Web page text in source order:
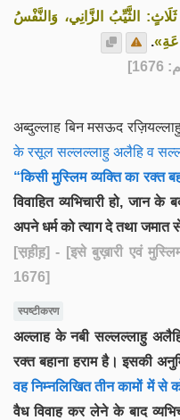
الثَّيِّبُ الزَّانِي، وَالنَّفْسُ
.
अब्दुल्लाह बिन मसऊद
के रसूल सल्लल्लाहु अलैहि व
“किसी मुस्लिम व्यक्ति का रक्त
विवाहित व्यभिचारी हो,
अपने धर्म को त्याग दे तथा जमात
[स़ह़ीह़] - [इसे बुख़ारी एवं
1676]
स्पष्टीकरण
अल्लाह के नबी सल्लल्लाहु
रक्त बहाना हराम है। इसकी
वह निम्नलिखित तीन कामों में से
वैध विवाह कर लेने के बाद